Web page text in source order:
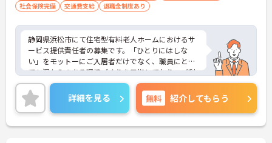
社会保険完備
交通費支給 退職金制度あり
静岡県浜松市にて住宅型有料老人ホームにおけるサ
ービス提供責任者の募集です。「ひとりにはしな
い」をモットーにご入居者だけでなく、職員にとっ
ても温かみのある環境づくりを目指しており、ご利
用者一人ひとりに寄り添ってサービスを提供してい
ただける方を募集しています。サービス提供責任者
の経験がなくスタートされた方も多数いらっしゃい
ます。
ご興味のある方には、面接対策ポイントなど、さら
詳細を見る 無料 紹介してもらう